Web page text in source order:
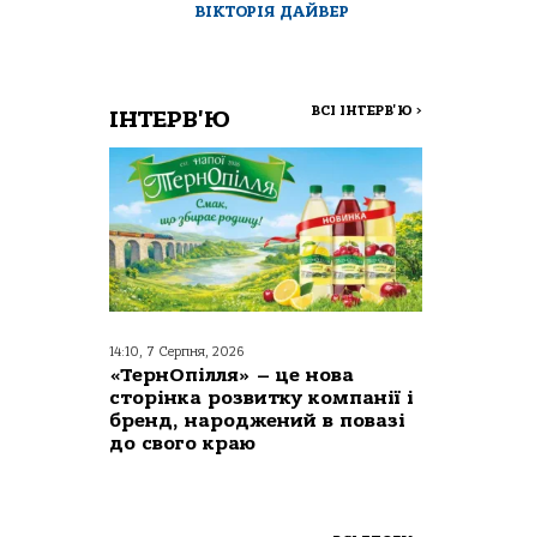
ВІКТОРІЯ ДАЙВЕР
ІНТЕРВ'Ю ВСІ ІНТЕРВ'Ю >
14:10, 7 Серпня, 2026
«ТернОпілля» – це нова
сторінка розвитку компанії і
бренд, народжений в повазі
до свого краю